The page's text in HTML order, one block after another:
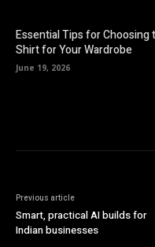
Essential Tips for
Shirt for Your Wardrobe
June 19, 2026
Previous article
Smart, practical AI builds for
Indian businesses